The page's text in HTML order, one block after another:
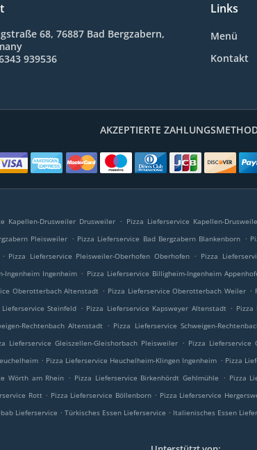
68, 76887 Bad Bergzabern,
939536
Links
Menü
Kontakt
AKZEPTIERTE
Kapellen-Drusweiler Drusweiler . Pizza Lieferservice Kapellen-
Pleisweiler . Pizza Lieferservice Bad Bergzabern Blankenborn .
. Pizza Lieferservice Pleisweiler-Oberhofen Oberhofen . Pizza
Ingenheim Ingenheim . Pizza Lieferservice Billigheim-Ingenheim
Oberotterbach Altenstadt . Pizza Lieferservice Oberotterbach Weiler .
Lieferservice Steinfeld . Pizza Lieferservice Kapsweyer Altenstadt . Pizza
Rechtenbach Altenstadt . Pizza Lieferservice Schweigen-
Lieferservice Gleiszellen-Gleishorbach Pleisweiler . Pizza Lieferservice
. Pizza Lieferservice Heuchelheim-Klingen Ingenheim . Pizza
Wörth am Rhein . Pizza Lieferservice Birkenhördt Gehlmühle . Pizza
Rott . Pizza Lieferservice Böllenborn . Pizza Lieferservice
Lieferservice . Türkisches Essen Lieferservice . Italienisches Essen